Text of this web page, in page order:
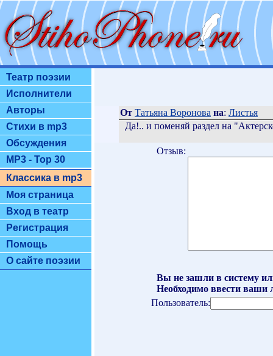
Театр поэзии
Исполнители
Авторы
Стихи в mp3
Обсуждения
MP3 - Top 30
Классика в mp3
Моя страница
Вход в театр
Регистрация
Помощь
О сайте поэзии
От Татьяна Воронова на: Листья
Да!.. и поменяй раздел на
Отзыв:
Вы не зашли в систему
Необходимо ввести ваши
Пользователь: